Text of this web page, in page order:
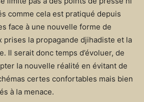
comme cela est pratiqué depuis
face à une nouvelle forme de
prises la propagande djihadiste et la
Il serait donc temps d’évoluer, de
la nouvelle réalité en évitant de
certes confortables mais bien
à la menace.